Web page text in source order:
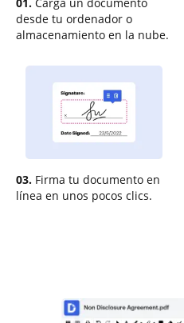
desde tu ordenador o
almacenamiento en la nube.
03. Firma tu documento en
línea en unos pocos clics.